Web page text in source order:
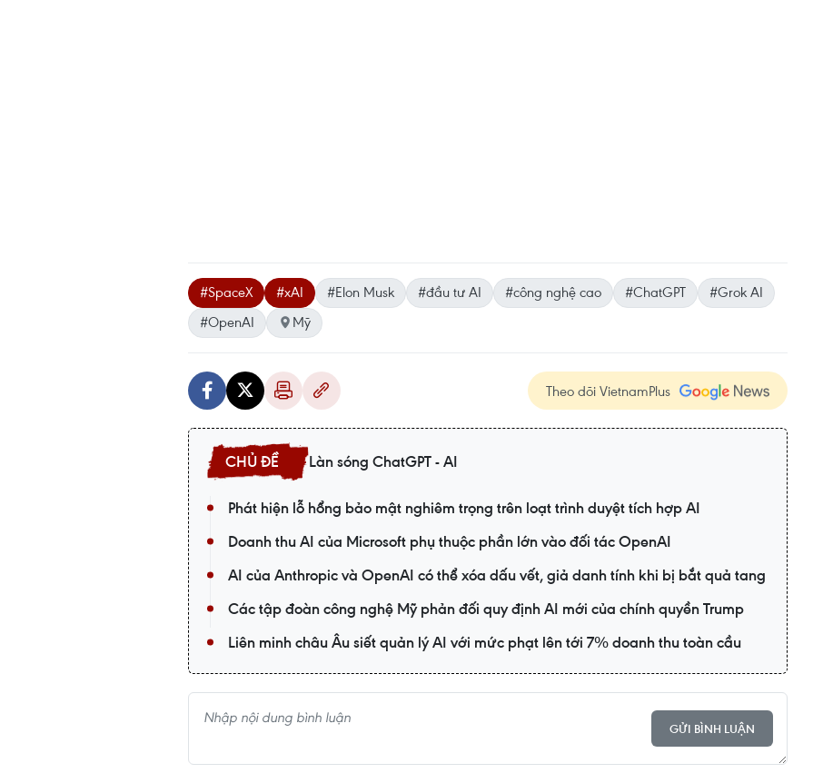
#SpaceX #xAI #Elon Musk #đầu tư AI #công nghệ cao #ChatGPT
#Grok AI
#OpenAI
Mỹ
Theo dõi VietnamPlus
Làn sóng ChatGPT - AI
Phát hiện lỗ hổng bảo mật nghiêm trọng trên loạt trình duyệt tích hợp AI
Doanh thu AI của Microsoft phụ thuộc phần lớn vào đối tác OpenAI
AI của Anthropic và OpenAI có thể xóa dấu vết, giả danh tính khi bị bắt quả tang
Các tập đoàn công nghệ Mỹ phản đối quy định AI mới của chính quyền Trump
Liên minh châu Âu siết quản lý AI với mức phạt lên tới 7% doanh thu toàn cầu
GỬI BÌNH LUẬN